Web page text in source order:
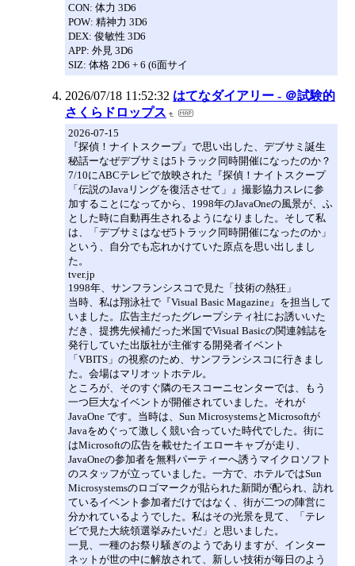
CON: 体力 3D6
POW: 精神力 3D6
DEX: 俊敏性 3D6
APP: 外見 3D6
SIZ: 体格 2D6 + 6 (6面サイ
2026/07/18 11:52:32 はてなダイアリー - ＠試験的
さくらドロップス
2026-07-15
『探偵！ナイトスクープ』で思い出した、デブサミ誕生
秘話ーなぜデブサミは5トラック同時開催になったのか？
7/10にABCテレビで放映された『探偵！ナイトスクープ
「伝説のJavaリングを復活させて」』撮影協力スレに参
加することになってから、1998年のJavaOneの風景が、ふ
とした時に自動再生されるようになりました。そして私
は、「デブサミはなぜ5トラック同時開催になったのか」
という、自分でも忘れかけていた原点を思い出しまし
た。
tver.jp
1998年、サンフランシスコで見た「技術の熱狂」
当時、私は翔泳社で『Visual Basic Magazine』を担当して
いました。広告主だったグレープシティ社にお誘いいた
だき、提携先候補だった米国でVisual Basicの関連雑誌を
発行していた出版社が主催する開発者イベント
「VBITS」の視察のため、サンフランシスコに行きまし
た。会場はマリオットホテル。
ところが、そのすぐ隣のモスコーニセンターでは、もう
一つ巨大なイベントが開催されていました。それが
JavaOne です。当時は、Sun MicrosystemsとMicrosoftが
Javaをめぐって激しく競い合っていた時代でした。街に
はMicrosoftの広告を載せたイエローキャブが走り、
JavaOneの参加者を無料パーティーへ誘うマイクロソフト
のスタッフが立っていました。一方で、ホテルではSun
Microsystemsのロゴマークが貼られた新聞が配られ、訪れ
ているイベント参加者だけではなく、街が二つの陣営に
分かれているようでした。私はその光景を見て、「テレ
ビで見た大統領選挙みたいだ」と思いました。
一見、一種のお祭り騒ぎのようでありますが、インター
ネットが世の中に解放されて、新しい技術が毎日のよう